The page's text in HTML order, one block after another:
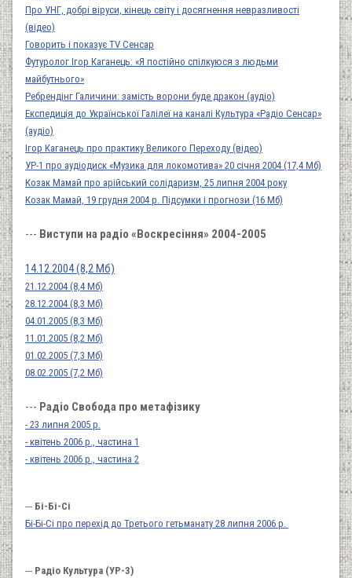
Про УНГ, добрі віруси, кінець світу і досягнення невразливості
(відео)
Говорить і показує TV Сенсар
Футуролог Ігор Каганець: «Я постійно спілкуюся з людьми
майбутнього»
Ребрендінг Галичини: замість ворони буде дракон (аудіо)
Експедиція до Української Галілеї на каналі Культура «Радіо Сенсар»
(аудіо)
Ігор Каганець про практику Великого Переходу (відео)
УР-1 про аудіодиск «Музика для локомотива» 20 січня 2004 (17,4 Мб)
Козак Мамай про арійський солідаризм, 25 липня 2004 року
Козак Мамай, 19 грудня 2004 р. Підсумки і прогнози (16 Мб)
--- Виступи на радіо «Воскресіння» 2004-2005
14.12.2004 (8,2 Мб)
21.12.2004 (8,4 Мб)
28.12.2004 (8,3 Мб)
04.01.2005 (8,3 Мб)
11.01.2005 (8,2 Мб)
01.02.2005 (7,3 Мб)
08.02.2005 (7,2 Мб)
--- Радіо Свобода про метафізику
- 23 липня 2005 р.
- квітень 2006 р., частина 1
- квітень 2006 р., частина 2
--- Бі-Бі-Сі
Бі-Бі-Сі про перехід до Третього гетьманату 28 липня 2006 р.
--- Радіо Культура (УР-3)